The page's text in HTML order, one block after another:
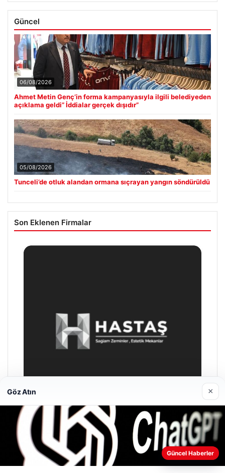
Güncel
06/08/2026
Ahmet Metin Genç’in forma kampanyasıyla ilgili belediyeden
açıklama geldi” İddialar gerçek dışıdır”
05/08/2026
Tunceli’de otluk alandan ormana sıçrayan yangın söndürüldü
Son Eklenen Firmalar
Prenses Night Club
29/04/2026
Web sitemizi nasıl kullandığınızı daha iyi anlayabilmek,
Göz Atın ×
Güncel Haberler